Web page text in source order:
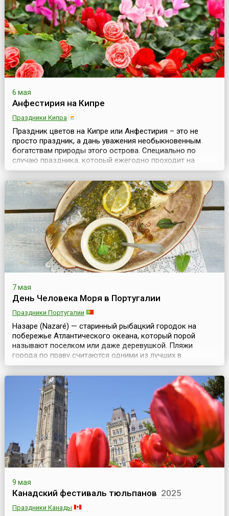
буйством красок, некогда вызывавшим столько
сказаний об е...
6 мая
Анфестирия на Кипре
Праздники Кипра
Праздник цветов на Кипре или Анфестирия – это не
просто праздник, а дань уважения необыкновенным
богатствам природы этого острова. Специально по
случаю праздника, который ежегодно проходит на
государственном уровне, собирается комиссия ученых-
биологов, которая подводит итоги независимых
исследований жизни флоры своей страны. Учитывается
при этом все: от подсчета мест скоплений редких
растений ...
7 мая
День Человека Моря в Португалии
Праздники Португалии
Назаре (Nazaré) — старинный рыбацкий городок на
побережье Атлантического океана, который порой
называют поселком или даже деревушкой. Пляжи
города по праву считаются одними из лучших в
Португалии.Городок давно славится традиционными
костюмами, которые носят рыбаки. Жены рыбаков
традиционно носят головные платки и расшитые
фартуки поверх семи фланелевых юбок различных
цветов. Эти наряды можно у...
9 мая
Канадский фестиваль тюльпанов 2025
Праздники Канады